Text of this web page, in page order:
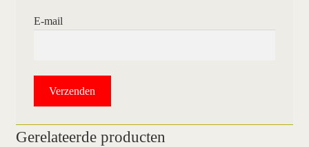
E-mail
Gerelateerde producten